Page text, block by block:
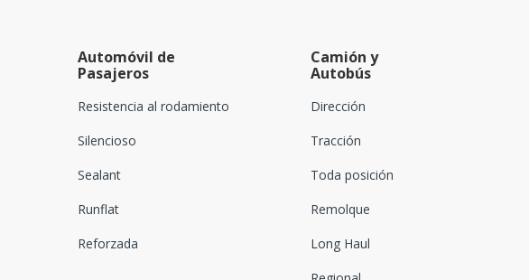
Automóvil de
Pasajeros
Resistencia al rodamiento
Silencioso
Sealant
Runflat
Reforzada
Camión y
Autobús
Dirección
Tracción
Toda posición
Remolque
Long Haul